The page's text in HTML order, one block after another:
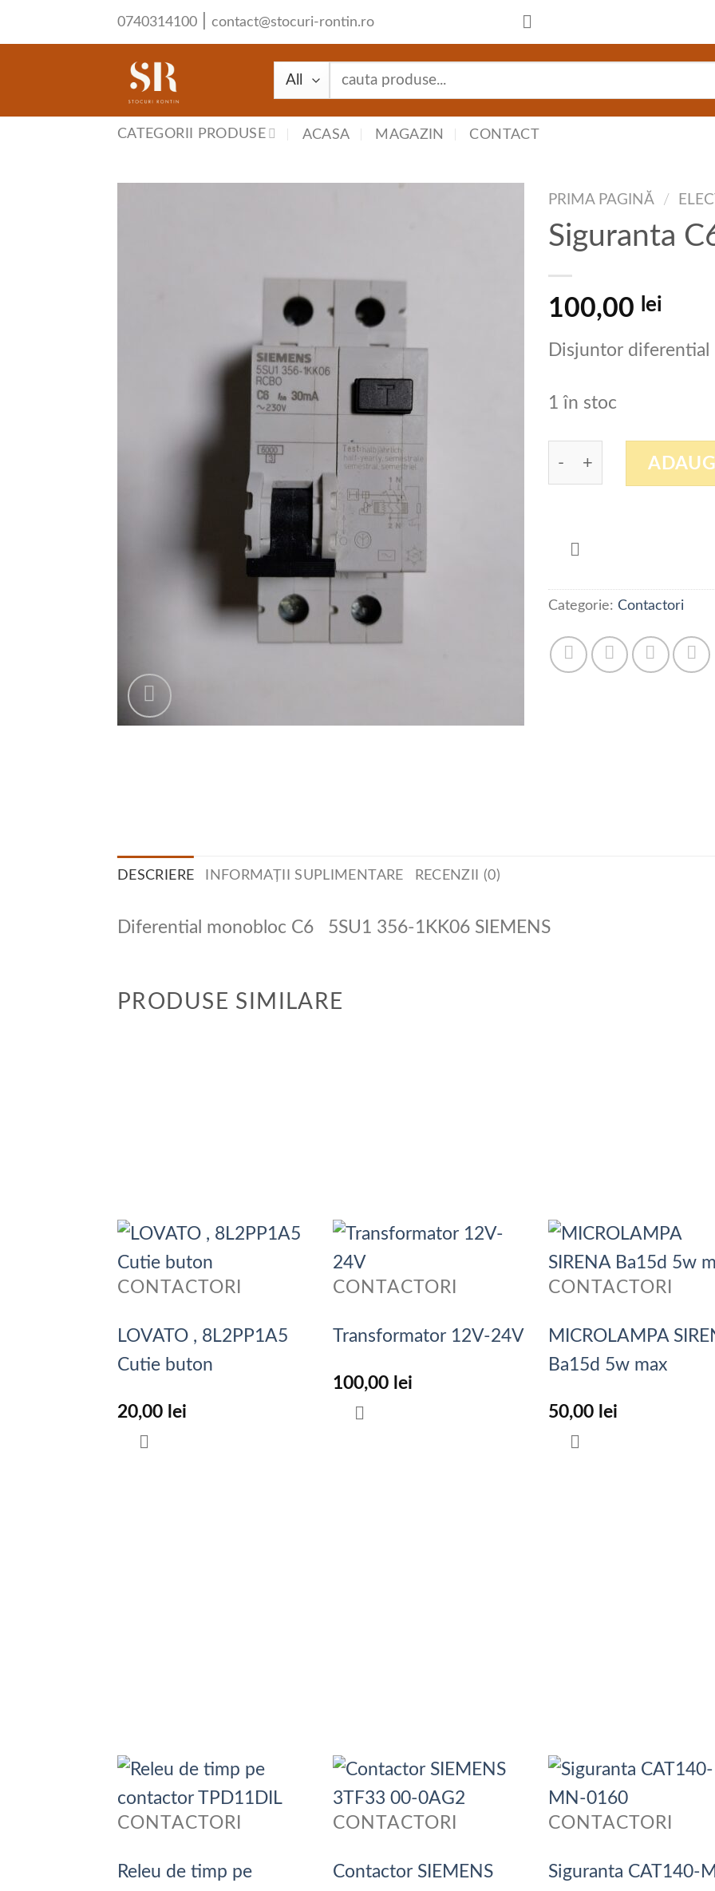
to
0740314100 contact@stocuri-rontin.ro
CATEGORII PRODUSE ACASA MAGAZIN CONTACT
PRIMA PAGINĂ /
Siguranta
100,00 lei
Disjuntor diferential
1 în stoc
Cantitate Siguranta C6
Categorie: Contactori
DESCRIERE INFORMAȚII SUPLIMENTARE RECENZII (0)
Diferential monobloc C6 5SU1 356-1KK06 SIEMENS
PRODUSE SIMILARE
CONTACTORI
LOVATO , 8L2PP1A5
Cutie buton
20,00 lei
CONTACTORI
Transformator 12V-24V
100,00 lei
CONTACTORI
MICROLAMPA
Ba15d 5w max
50,00 lei
CONTACTORI
Releu de timp pe
CONTACTORI
Contactor SIEMENS
CONTACTORI
Siguranta CAT140-